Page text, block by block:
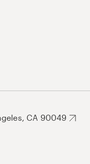
CA 90049